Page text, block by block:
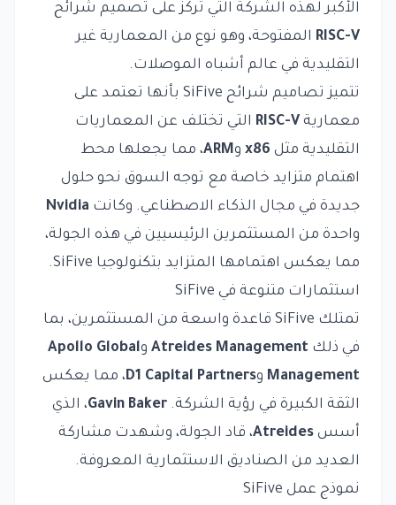
الأكبر لهذه الشركة التي تركز على تصميم شرائح
RISC-V المفتوحة، وهو نوع من المعمارية غير
التقليدية في عالم أشباه الموصلات.
تتميز تصاميم شرائح SiFive بأنها تعتمد على
معمارية RISC-V التي تختلف عن المعماريات
التقليدية مثل x86 وARM، مما يجعلها محط
اهتمام متزايد خاصة مع توجه السوق نحو حلول
جديدة في مجال الذكاء الاصطناعي. وكانت Nvidia
واحدة من المستثمرين الرئيسيين في هذه الجولة،
مما يعكس اهتمامها المتزايد بتكنولوجيا SiFive.
استثمارات متنوعة في SiFive
تمتلك SiFive قاعدة واسعة من المستثمرين، بما
في ذلك Atreides Management وApollo Global
Management وD1 Capital Partners، مما يعكس
الثقة الكبيرة في رؤية الشركة.Gavin Baker، الذي
أسس Atreides، قاد الجولة، وشهدت مشاركة
العديد من الصناديق الاستثمارية المعروفة.
نموذج عمل SiFive